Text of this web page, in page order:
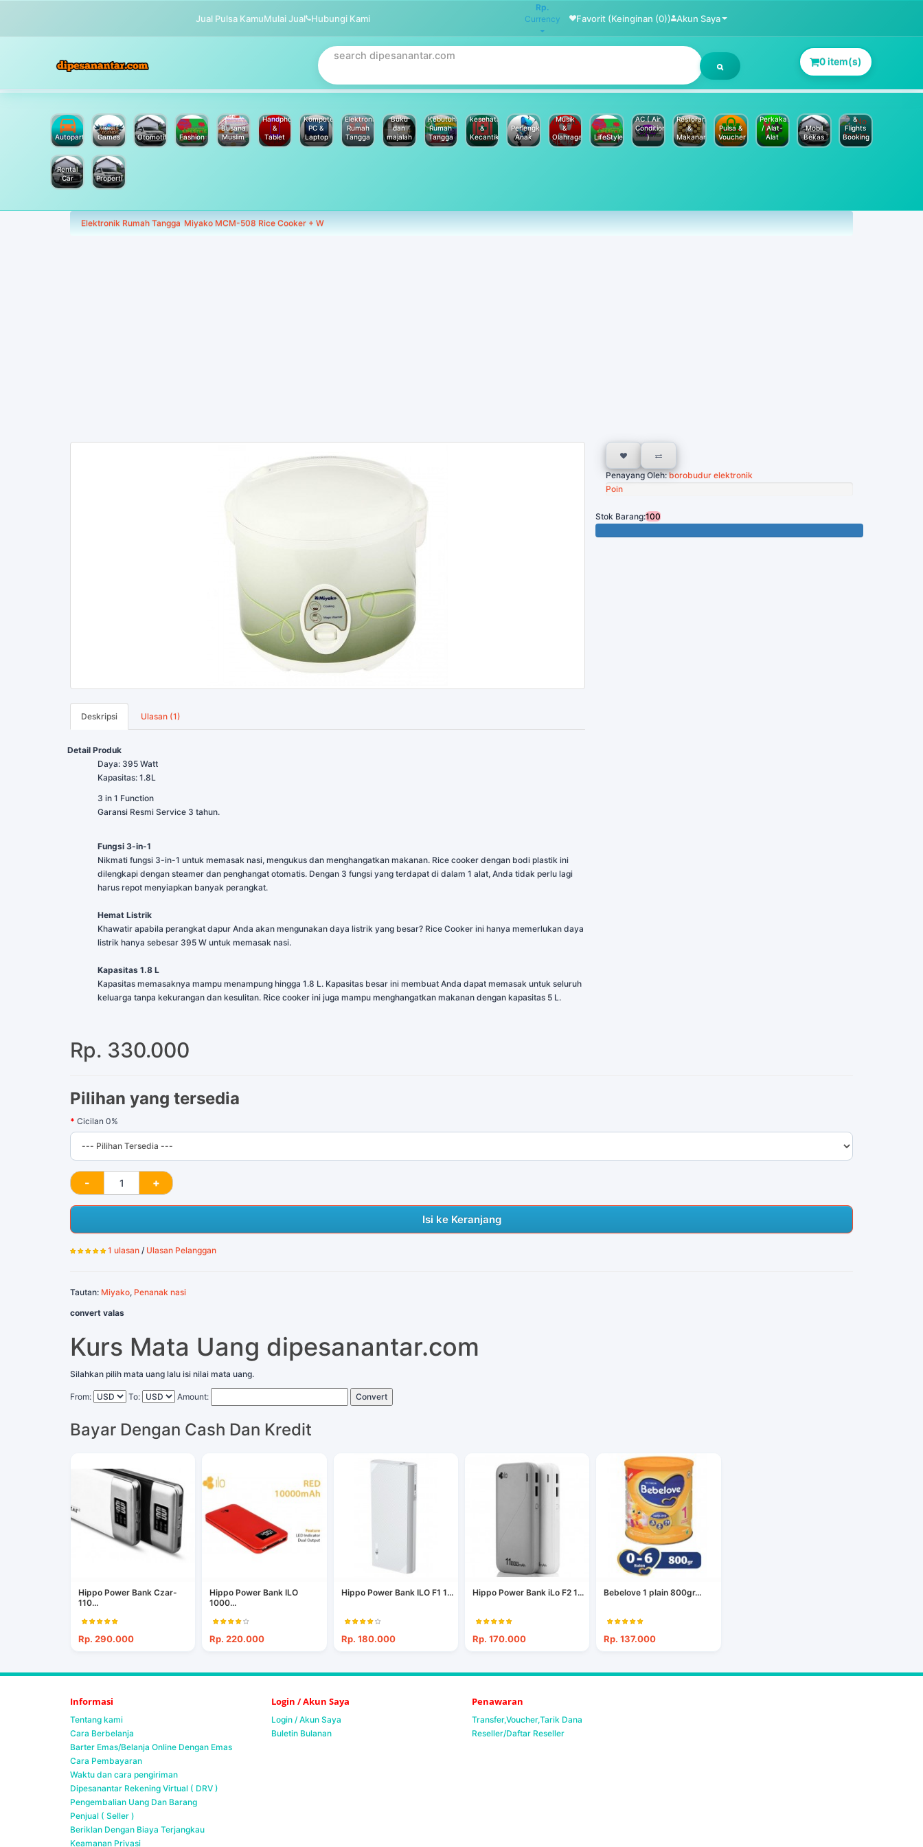
Jual Pulsa KamuMulai Jual Hubungi Kami
Rp.
Currency
Favorit (Keinginan (0)) Akun Saya
0 item(s)
Autoparts Games Otomotif Fashion
Busana
Muslim
Handphone
&
Tablet
Komputer
PC &
Laptop
Elektronik
Rumah
Tangga
Buku
dan
majalah
Kebutuhan
Rumah
Tangga
kesehatan
&
Kecantikan
Perlengkapan
Anak
Musik
&
Olahraga
LifeStyle
AC ( Air
Conditioner
)
Restoran
&
Makanan
Pulsa &
Voucher
Perkakas
/ Alat-
Alat
Mobil
Bekas
&
Flights
Booking
Rental
Car
Properti
Elektronik Rumah Tangga Miyako MCM-508 Rice Cooker + W
Deskripsi Ulasan (1)
Detail Produk
Daya: 395 Watt
Kapasitas: 1.8L
3 in 1 Function
Garansi Resmi Service 3 tahun.
Fungsi 3-in-1
Nikmati fungsi 3-in-1 untuk memasak nasi, mengukus dan menghangatkan makanan. Rice cooker dengan bodi plastik ini
dilengkapi dengan steamer dan penghangat otomatis. Dengan 3 fungsi yang terdapat di dalam 1 alat, Anda tidak perlu lagi
harus repot menyiapkan banyak perangkat.
Hemat Listrik
Khawatir apabila perangkat dapur Anda akan mengunakan daya listrik yang besar? Rice Cooker ini hanya memerlukan daya
listrik hanya sebesar 395 W untuk memasak nasi.
Kapasitas 1.8 L
Kapasitas memasaknya mampu menampung hingga 1.8 L. Kapasitas besar ini membuat Anda dapat memasak untuk seluruh
keluarga tanpa kekurangan dan kesulitan. Rice cooker ini juga mampu menghangatkan makanan dengan kapasitas 5 L.
Penayang Oleh:borobudur elektronik
Poin
Stok Barang:100
Rp. 330.000
Pilihan yang tersedia
Cicilan 0%
Isi ke Keranjang
1 ulasan / Ulasan Pelanggan
Tautan: Miyako, Penanak nasi
convert valas
Kurs Mata Uang dipesanantar.com
Silahkan pilih mata uang lalu isi nilai mata uang.
From: To: Amount: Convert
Bayar Dengan Cash Dan Kredit
Hippo Power Bank Czar-
110...
Rp. 290.000
Hippo Power Bank ILO
1000...
Rp. 220.000
Hippo Power Bank ILO F1 1...
Rp. 180.000
Hippo Power Bank iLo F2 1...
Rp. 170.000
Bebelove 1 plain 800gr...
Rp. 137.000
Informasi
Tentang kami
Cara Berbelanja
Barter Emas/Belanja Online Dengan Emas
Cara Pembayaran
Waktu dan cara pengiriman
Dipesanantar Rekening Virtual ( DRV )
Pengembalian Uang Dan Barang
Penjual ( Seller )
Beriklan Dengan Biaya Terjangkau
Keamanan Privasi
Login / Akun Saya
Login / Akun Saya
Buletin Bulanan
Penawaran
Transfer,Voucher,Tarik Dana
Reseller/Daftar Reseller